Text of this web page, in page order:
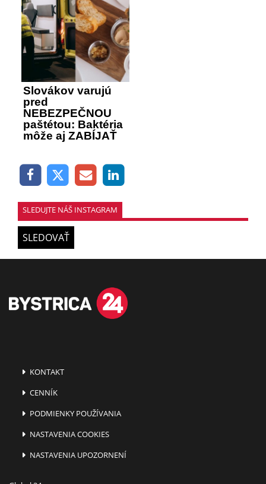
Slovákov varujú
pred
NEBEZPEČNOU
paštétou: Baktéria
môže aj ZABÍJAŤ
SLEDUJTE NÁŠ INSTAGRAM
SLEDOVAŤ
KONTAKT
CENNÍK
PODMIENKY POUŽÍVANIA
NASTAVENIA COOKIES
NASTAVENIA UPOZORNENÍ